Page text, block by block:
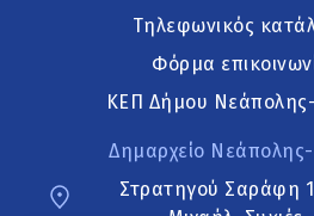
Τηλεφωνικός
Φόρμα
ΚΕΠ Δήμου
Δημαρχείο
Στρατηγού Σαράφη